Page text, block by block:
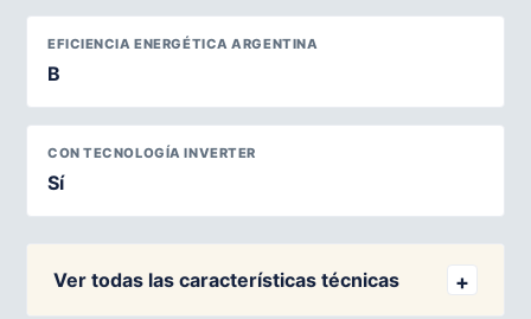
EFICIENCIA ENERGÉTICA ARGENTINA
B
CON TECNOLOGÍA INVERTER
Sí
Ver todas las características técnicas